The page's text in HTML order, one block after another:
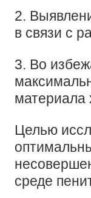
2.
в связи с
3. Во
материала
Целью
среде